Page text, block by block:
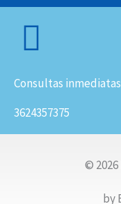
Consultas inmediatas
3624357375
©
by